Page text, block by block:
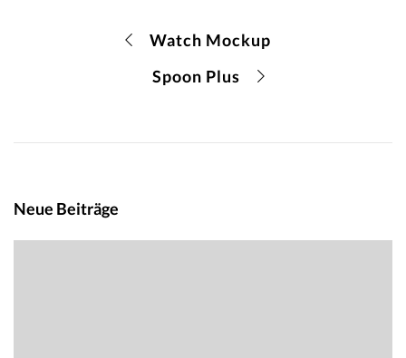
Watch Mockup
Spoon Plus
Neue Beiträge